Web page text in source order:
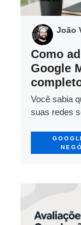
João
Como
Google
Você sabia
suas redes